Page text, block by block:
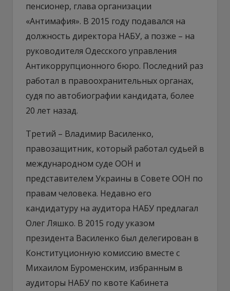
пенсионер, глава организации
«Антимафия». В 2015 году подавался на
должность директора НАБУ, а позже – на
руководителя Одесского управления
Антикоррупционного бюро. Последний раз
работал в правоохранительных органах,
судя по автобиографии кандидата, более
20 лет назад.
Третий – Владимир Василенко,
правозащитник, который работал судьей в
международном суде ООН и
представителем Украины в Совете ООН по
правам человека. Недавно его
кандидатуру на аудитора НАБУ предлагал
Олег Ляшко. В 2015 году указом
президента Василенко был делегирован в
Конституционную комиссию вместе с
Михаилом Буроменским, избранным в
аудиторы НАБУ по квоте Кабинета